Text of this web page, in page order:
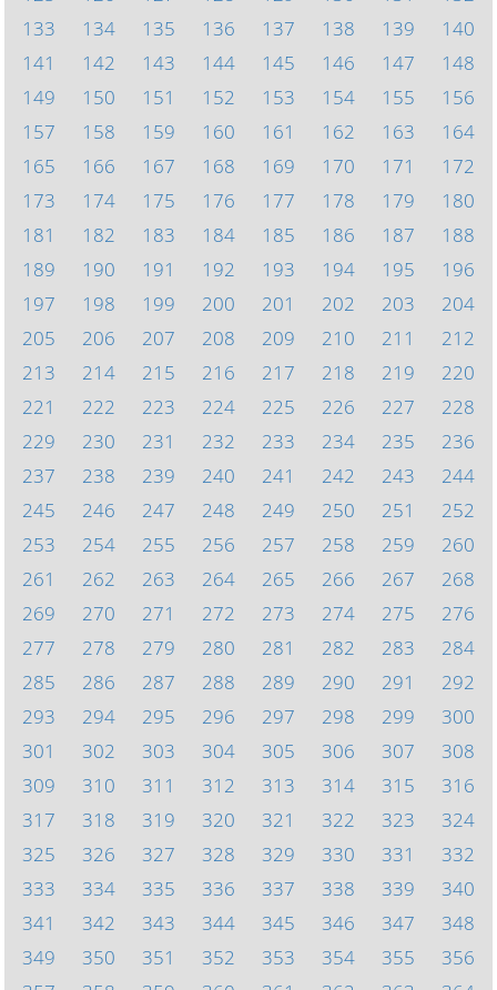
133
134 135 136 137 138 139
140
141
142 143 144 145 146 147
148
149
150 151 152 153 154 155
156
157
158 159 160 161 162 163
164
165
166 167 168 169 170 171
172
173
174 175 176 177 178 179
180
181
182 183 184 185 186 187
188
189
190 191 192 193 194 195
196
197
198 199 200 201 202 203
204
205
206 207 208 209 210 211
212
213
214 215 216 217 218 219
220
221
222 223 224 225 226 227
228
229
230 231 232 233 234 235
236
237
238 239 240 241 242 243
244
245
246 247 248 249 250 251
252
253
254 255 256 257 258 259
260
261
262 263 264 265 266 267
268
269
270 271 272 273 274 275
276
277
278 279 280 281 282 283
284
285
286 287 288 289 290 291
292
293
294 295 296 297 298 299
300
301
302 303 304 305 306 307
308
309
310 311 312 313 314 315
316
317
318 319 320 321 322 323
324
325
326 327 328 329 330 331
332
333
334 335 336 337 338 339
340
341
342 343 344 345 346 347
348
349
350 351 352 353 354 355
356